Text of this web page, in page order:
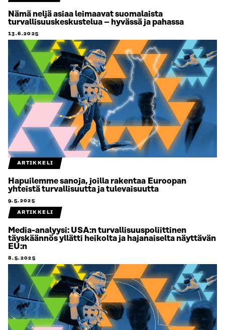
Nämä neljä asiaa leimaavat suomalaista
turvallisuuskeskustelua – hyvässä ja pahassa
13.6.2025
ARTIKKELI
Hapuilemme sanoja, joilla rakentaa Euroopan
yhteistä turvallisuutta ja tulevaisuutta
9.5.2025
ARTIKKELI
Media-analyysi: USA:n turvallisuuspoliittinen
täyskäännös yllätti heikolta ja hajanaiselta näyttävän
EU:n
8.5.2025